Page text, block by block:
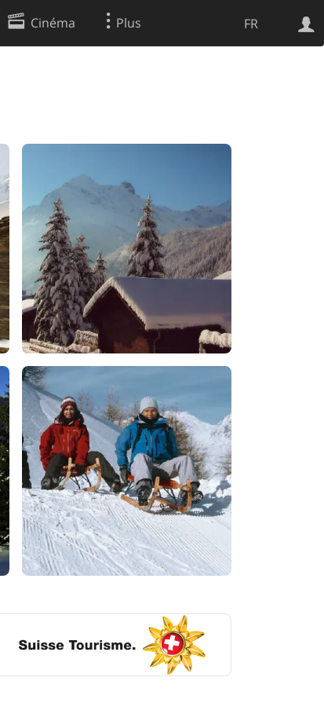
FR
Cinéma Plus